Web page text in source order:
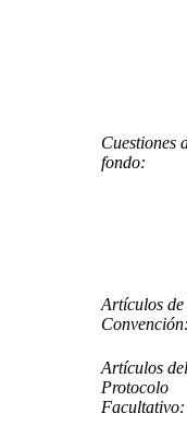
Cuestiones
fondo:
Artículos
Convención:
Artículos del
Protocolo
Facultativo: